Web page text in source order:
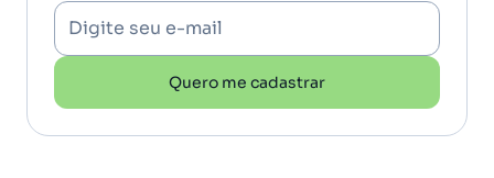
Digite seu e-mail
Quero me cadastrar